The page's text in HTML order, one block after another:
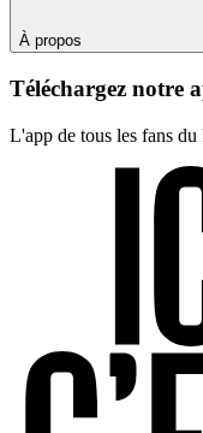
À propos
Téléchargez notre
L'app de tous les fans